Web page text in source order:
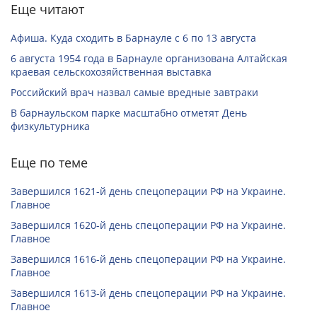
Еще читают
Афиша. Куда сходить в Барнауле с 6 по 13 августа
6 августа 1954 года в Барнауле организована Алтайская
краевая сельскохозяйственная выставка
Российский врач назвал самые вредные завтраки
В барнаульском парке масштабно отметят День
физкультурника
Еще по теме
Завершился 1621-й день спецоперации РФ на Украине.
Главное
Завершился 1620-й день спецоперации РФ на Украине.
Главное
Завершился 1616-й день спецоперации РФ на Украине.
Главное
Завершился 1613-й день спецоперации РФ на Украине.
Главное